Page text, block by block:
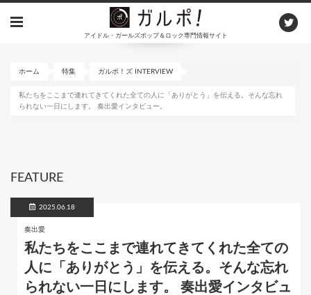
アイドル・ガールズポップ＆ロック専門情報サイト
ホーム 特集 ガルポ！ズ INTERVIEW
私たちをここまで連れてきてくれた全ての人に「ありがとう」を伝える。そんな忘れ
られない一日にします。 奏出愛インタビュー。
FEATURE
2025.06.18
奏出愛
私たちをここまで連れてきてくれた全ての
人に「ありがとう」を伝える。そんな忘れ
られない一日にします。 奏出愛インタビュ